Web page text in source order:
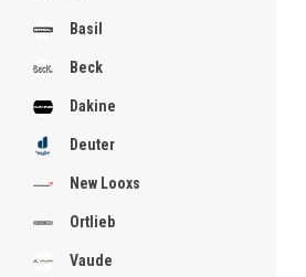
Basil
Beck
Dakine
Deuter
New Looxs
Ortlieb
Vaude